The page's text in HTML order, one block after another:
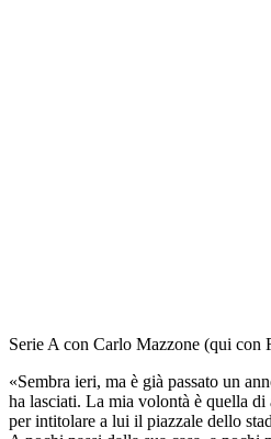
Serie A con Carlo Mazzone (qui con
«Sembra ieri, ma è già passato un
ha lasciati. La mia volontà è quella
per intitolare a lui il piazzale dello